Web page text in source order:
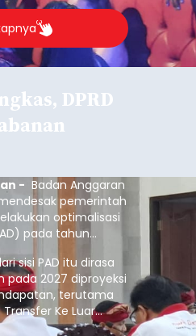
DPRD
- Badan Anggaran
pemerintah
optimalisasi
pada tahun
sisi PAD itu dirasa
pada 2027 diproyeksi
terutama
Ke Luar
pusat.